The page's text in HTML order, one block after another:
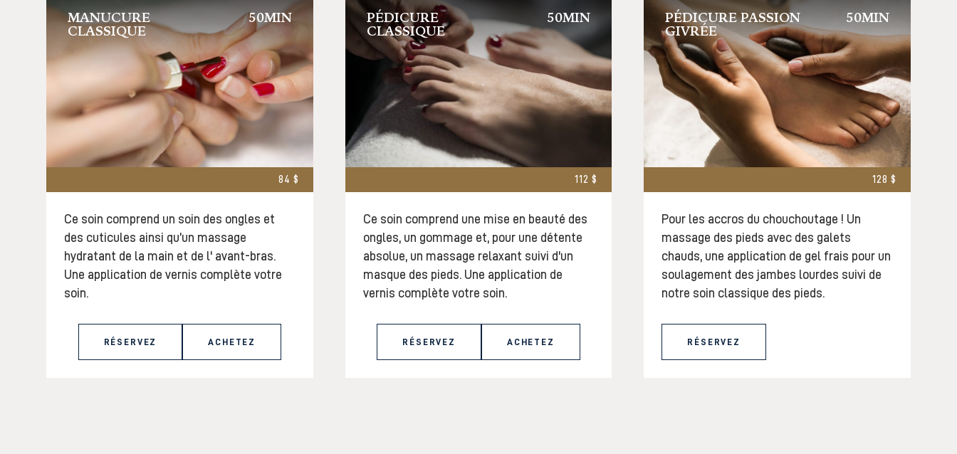
MANUCURE
CLASSIQUE
50MIN
84 $
Ce soin comprend un soin des ongles et
des cuticules ainsi qu’un massage
hydratant de la main et de l' avant-bras.
Une application de vernis complète votre
soin.
RÉSERVEZ ACHETEZ
PÉDICURE
CLASSIQUE
50MIN
112 $
Ce soin comprend une mise en beauté des
ongles, un gommage et, pour une détente
absolue, un massage relaxant suivi d'un
masque des pieds. Une application de
vernis complète votre soin.
RÉSERVEZ ACHETEZ
PÉDICURE PASSION
GIVRÉE
50MIN
128 $
Pour les accros du chouchoutage ! Un
massage des pieds avec des galets
chauds, une application de gel frais pour un
soulagement des jambes lourdes suivi de
notre soin classique des pieds.
RÉSERVEZ